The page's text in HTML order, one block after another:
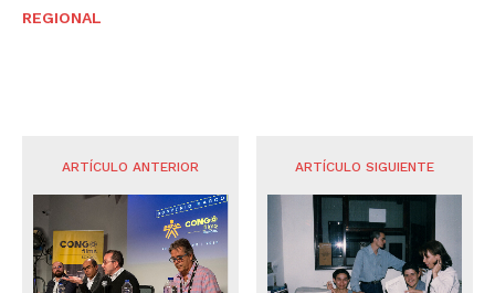
REGIONAL
ARTÍCULO ANTERIOR ARTÍCULO SIGUIENTE